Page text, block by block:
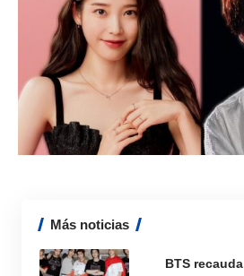
Más noticias
BTS